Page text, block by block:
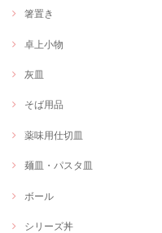
箸置き
卓上小物
灰皿
そば用品
薬味用仕切皿
麺皿・パスタ皿
ボール
シリーズ丼